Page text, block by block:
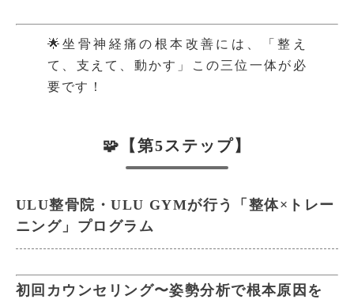
🌟坐骨神経痛の根本改善には、「整え
て、支えて、動かす」この三位一体が必
要です！
🧩【第5ステップ】
ULU整骨院・ULU GYMが行う「整体×トレー
ニング」プログラム
初回カウンセリング〜姿勢分析で根本原因を